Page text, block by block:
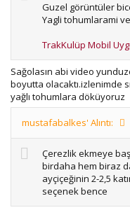
Guzel görüntüler
Yagli tohumlarami
TrakKulüp Mobil
Sağolasın abi video
boyutta olacaktı.izlenimde
yağlı tohumlara döküyoruz
mustafabalkes' Alıntı:
Çerezlik ekmeye
birdaha hem biraz
ayçiçeğinin 2-2,5
seçenek bence